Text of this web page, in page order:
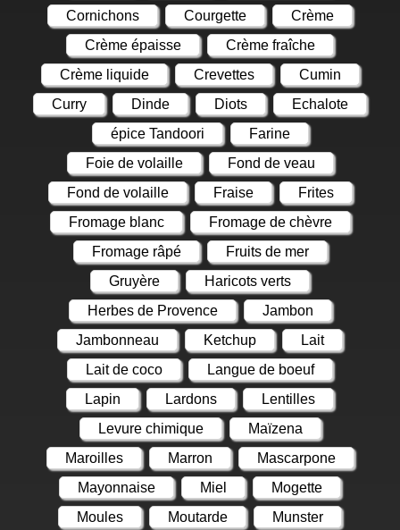
Cornichons
Courgette
Crème
Crème épaisse
Crème fraîche
Crème liquide
Crevettes
Cumin
Curry
Dinde Diots
Echalote
épice Tandoori
Farine
Foie de volaille
Fond de veau
Fond de volaille
Fraise
Frites
Fromage blanc
Fromage de chèvre
Fromage râpé
Fruits de mer
Gruyère
Haricots verts
Herbes de Provence
Jambon
Jambonneau
Ketchup
Lait
Lait de coco
Langue de boeuf
Lapin
Lardons
Lentilles
Levure chimique
Maïzena
Maroilles
Marron
Mascarpone
Mayonnaise
Miel
Mogette
Moules
Moutarde
Munster